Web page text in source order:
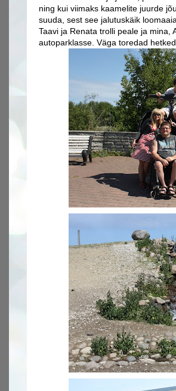
ning kui viimaks kaamelite juurde
suuda, sest see jalutuskäik
Taavi ja Renata trolli peale ja mina,
autoparklasse. Väga toredad